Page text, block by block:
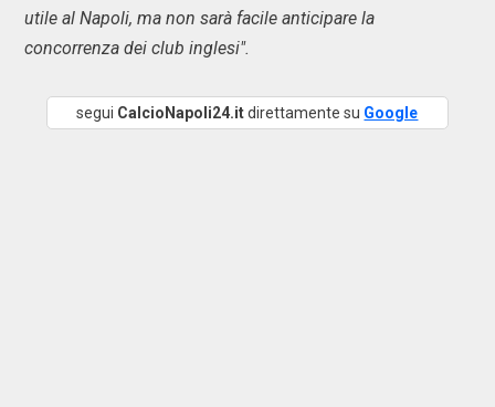
utile al Napoli, ma non sarà facile anticipare la
concorrenza dei club inglesi".
segui CalcioNapoli24.itdirettamente su Google